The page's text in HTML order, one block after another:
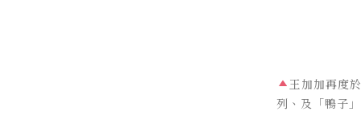
王加加再度
列、及「鴨子